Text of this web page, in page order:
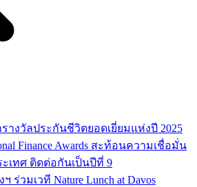
รางวัลประกันชีวิตยอดเยี่ยมแห่งปี 2025
Finance Awards สะท้อนความเชื่อมั่น
เทศ ติดต่อกันเป็นปีที่ 9
ร่วมเวที Nature Lunch at Davos